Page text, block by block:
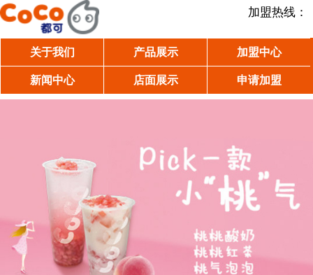
加盟热线：
关于我们 产品展示 加盟中心
新闻中心 店面展示 申请加盟